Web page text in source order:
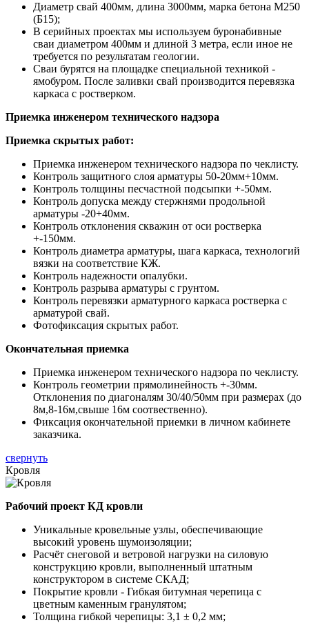
Диаметр свай 400мм, длина 3000мм, марка бетона М250
(Б15);
В серийных проектах мы используем буронабивные
сваи диаметром 400мм и длиной 3 метра, если иное не
требуется по результатам геологии.
Сваи бурятся на площадке специальной техникой -
ямобуром. После заливки свай производится перевязка
каркаса с ростверком.
Приемка инженером технического надзора
Приемка скрытых работ:
Приемка инженером технического надзора по чеклисту.
Контроль защитного слоя арматуры 50-20мм+10мм.
Контроль толщины песчастной подсыпки +-50мм.
Контроль допуска между стержнями продольной
арматуры -20+40мм.
Контроль отклонения скважин от оси ростверка
+-150мм.
Контроль диаметра арматуры, шага каркаса, технологий
вязки на соответствие КЖ.
Контроль надежности опалубки.
Контроль разрыва арматуры с грунтом.
Контроль перевязки арматурного каркаса ростверка с
арматурой свай.
Фотофиксация скрытых работ.
Окончательная приемка
Приемка инженером технического надзора по чеклисту.
Контроль геометрии прямолинейность +-30мм.
Отклонения по диагоналям 30/40/50мм при размерах (до
8м,8-16м,свыше 16м соотвественно).
Фиксация окончательной приемки в личном кабинете
заказчика.
свернуть
Кровля
Рабочий проект КД кровли
Уникальные кровельные узлы, обеспечивающие
высокий уровень шумоизоляции;
Расчёт снеговой и ветровой нагрузки на силовую
конструкцию кровли, выполненный штатным
конструктором в системе СКАД;
Покрытие кровли - Гибкая битумная черепица с
цветным каменным гранулятом;
Толщина гибкой черепицы: 3,1 ± 0,2 мм;